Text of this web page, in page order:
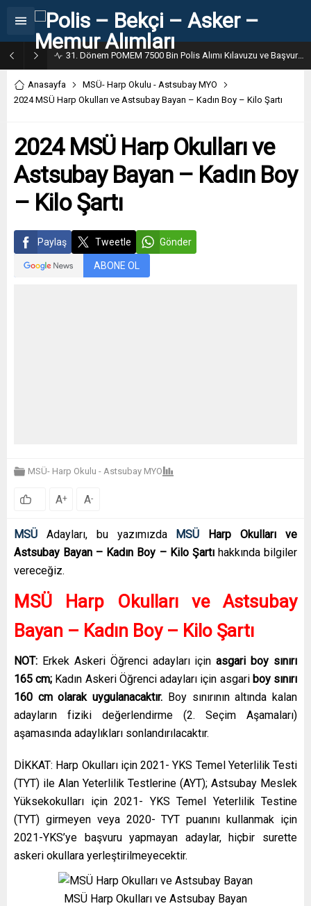
31. Dönem POMEM 7500 Bin Polis Alımı Kılavuzu ve Başvuru Ekranı
Anasayfa
MSÜ- Harp Okulu - Astsubay MYO
2024 MSÜ Harp Okulları ve Astsubay Bayan – Kadın Boy – Kilo Şartı
2024 MSÜ Harp Okulları ve
Astsubay Bayan – Kadın Boy
– Kilo Şartı
Paylaş Tweetle Gönder
ABONE OL
MSÜ- Harp Okulu - Astsubay MYO
A+ A-
MSÜ Adayları, bu yazımızda MSÜ
Harp Okulları ve
Astsubay Bayan – Kadın Boy – Kilo Şartı hakkında bilgiler
vereceğiz.
MSÜ Harp Okulları ve Astsubay
Bayan – Kadın Boy – Kilo Şartı
NOT: Erkek Askeri Öğrenci adayları için asgari boy sınırı
165 cm; Kadın Askeri Öğrenci adayları için asgari boy sınırı
160 cm olarak uygulanacaktır. Boy sınırının altında kalan
adayların fiziki değerlendirme (2. Seçim Aşamaları)
aşamasında adaylıkları sonlandırılacaktır.
DİKKAT: Harp Okulları için 2021- YKS Temel Yeterlilik Testi
(TYT) ile Alan Yeterlilik Testlerine (AYT); Astsubay Meslek
Yüksekokulları için 2021- YKS Temel Yeterlilik Testine
(TYT) girmeyen veya 2020- TYT puanını kullanmak için
2021-YKS’ye başvuru yapmayan adaylar, hiçbir surette
askeri okullara yerleştirilmeyecektir.
MSÜ Harp Okulları ve Astsubay Bayan